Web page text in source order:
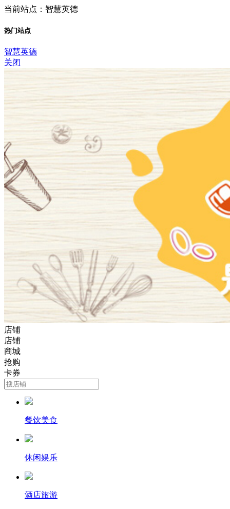
当前站点：智慧英德
热门站点
智慧英德
关闭
店铺
店铺
商城
抢购
卡券
餐饮美食
休闲娱乐
酒店旅游